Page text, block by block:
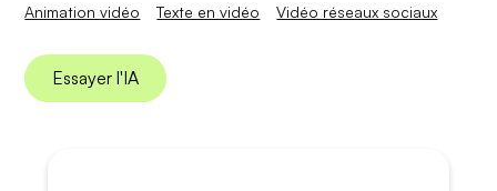
Animation vidéo
Texte en vidéo Vidéo réseaux sociaux
Essayer l'IA